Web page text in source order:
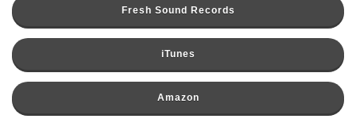
Fresh Sound Records
iTunes
Amazon